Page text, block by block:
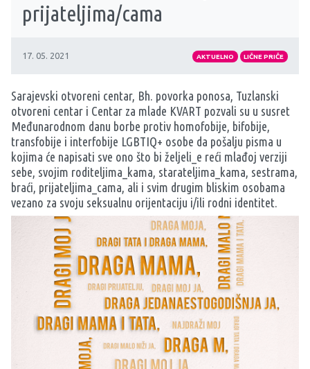
prijateljima/cama
17. 05. 2021 AKTUELNO LIČNE PRIČE
Sarajevski otvoreni centar, Bh. povorka ponosa, Tuzlanski
otvoreni centar i Centar za mlade KVART pozvali su u susret
Međunarodnom danu borbe protiv homofobije, bifobije,
transfobije i interfobije LGBTIQ+ osobe da pošalju pisma u
kojima će napisati sve ono što bi željeli_e reći mlađoj verziji
sebe, svojim roditeljima_kama, starateljima_kama, sestrama,
braći, prijateljima_cama, ali i svim drugim bliskim osobama
vezano za svoju seksualnu orijentaciju i/ili rodni identitet.